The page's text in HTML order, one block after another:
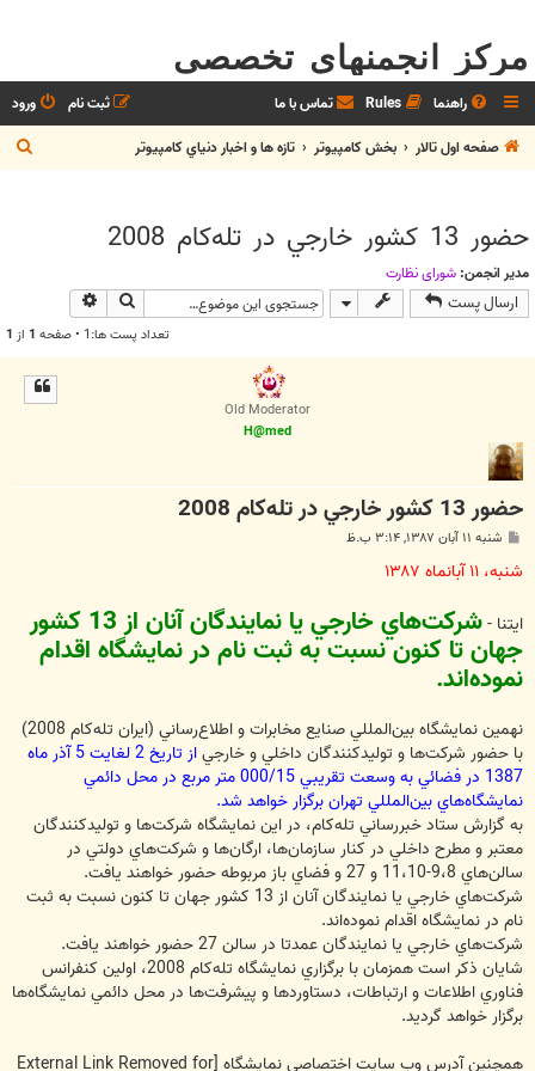
مرکز انجمنهای تخصصی
راهنما Rules تماس با ما ورود
ثبت نام
صفحه اول تالار
بخش كامپيوتر تازه ها و اخبار دنياي کامپيوتر
س
حضور 13 كشور خارجي در تله‌كام 2008
مدیر انجمن: شوراي نظارت
ارسال پست جستجو
تعداد پست ها:1 • صفحه 1 از 1
Old Moderator
H@med
حضور 13 كشور خارجي در تله‌كام 2008
ت
شنبه ۱۱ آبان ۱۳۸۷, ۳:۱۴ ب.ظ
شنبه، ۱۱ آبانماه ۱۳۸۷
ايتنا -
شركت‌هاي خارجي يا نمايندگان آنان از 13 كشور
جهان تا كنون نسبت به ثبت نام در نمايشگاه اقدام
نموده‌اند.
نهمين نمايشگاه بين‌المللي صنايع مخابرات و اطلاع‌رساني (ايران تله‌كام 2008)
با حضور شركت‌ها و توليدكنندگان داخلي و خارجي
از تاريخ 2 لغايت 5 آذر ماه
1387 در فضائي به وسعت تقريبي 000/15 متر مربع در محل دائمي
نمايشگاه‌هاي بين‌المللي تهران برگزار خواهد شد.
به گزارش ستاد خبررساني تله‌كام، در اين نمايشگاه شركت‌ها و توليدكنندگان
معتبر و مطرح داخلي در كنار سازمان‌ها، ارگان‌ها و شركت‌هاي دولتي در
سالن‌هاي 9،8-11،10 و 27 و فضاي باز مربوطه حضور خواهند يافت.
شركت‌هاي خارجي يا نمايندگان آنان از 13 كشور جهان تا كنون نسبت به ثبت
نام در نمايشگاه اقدام نموده‌اند.
شركت‌هاي خارجي يا نمايندگان عمدتا در سالن 27 حضور خواهند يافت.
شايان ذكر است همزمان با برگزاري نمايشگاه تله‌كام 2008، اولين كنفرانس
فناوري اطلاعات و ارتباطات، دستاوردها و پيشرفت‌ها در محل دائمي نمايشگاه‌ها
برگزار خواهد گرديد.
همچنين آدرس وب سايت اختصاصي نمايشگاه [External Link Removed for